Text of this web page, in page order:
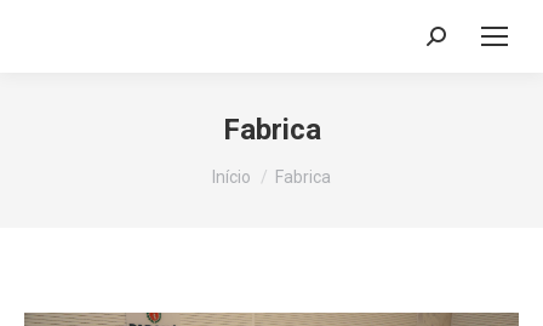
Search:
Fabrica
Você está aqui:
Início Fabrica